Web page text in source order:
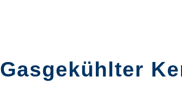
Gasgekühlter